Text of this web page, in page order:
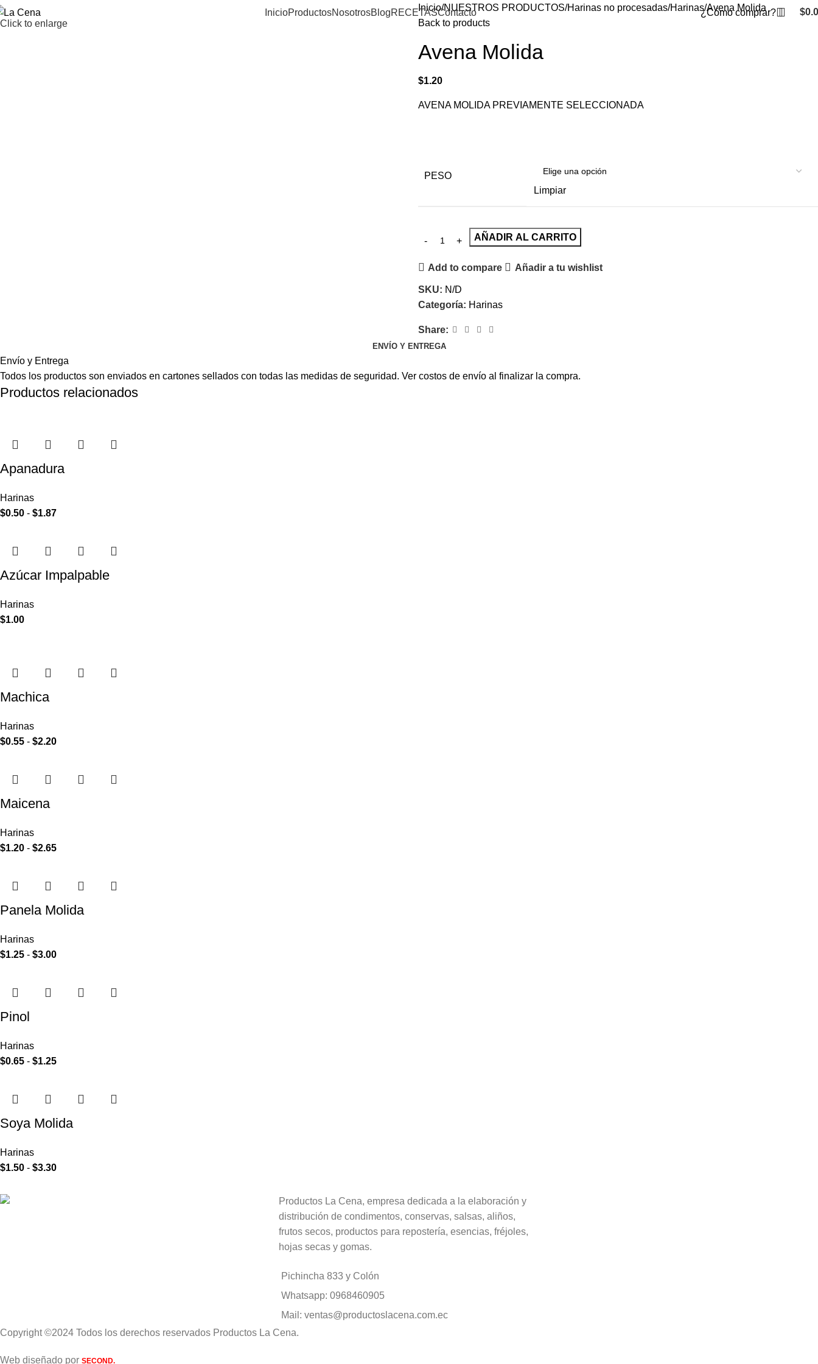
InicioProductosNosotrosBlogRECETASContacto ¿Cómo comprar? $
Click to enlarge
Inicio NUESTROS PRODUCTOS Harinas no procesadas Harinas Avena Molida
Back to products
Avena Molida
$1.20
AVENA MOLIDA PREVIAMENTE SELECCIONADA
PESO
Limpiar
AÑADIR AL CARRITO
Add to compare Añadir a tu wishlist
SKU: N/D
Categoría: Harinas
Share:
ENVÍO Y ENTREGA
Envío y Entrega
Todos los productos son enviados en cartones sellados con todas las medidas de seguridad. Ver costos de envío al finalizar la compra.
Productos relacionados
Apanadura
Harinas
$0.50 - $1.87
Azúcar Impalpable
Harinas
$1.00
Machica
Harinas
$0.55 - $2.20
Maicena
Harinas
$1.20 - $2.65
Panela Molida
Harinas
$1.25 - $3.00
Pinol
Harinas
$0.65 - $1.25
Soya Molida
Harinas
$1.50 - $3.30
Productos La Cena, empresa dedicada a la elaboración y
distribución de condimentos, conservas, salsas, aliños,
frutos secos, productos para repostería, esencias, fréjoles,
hojas secas y gomas.
Pichincha 833 y Colón
Whatsapp: 0968460905
Mail: ventas@productoslacena.com.ec
Copyright ©2024 Todos los derechos reservados Productos La Cena.
Web diseñado por SECOND.